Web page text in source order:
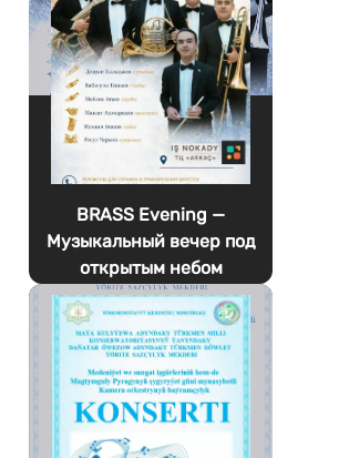
BRASS Evening —
Музыкальный вечер под
открытым небом